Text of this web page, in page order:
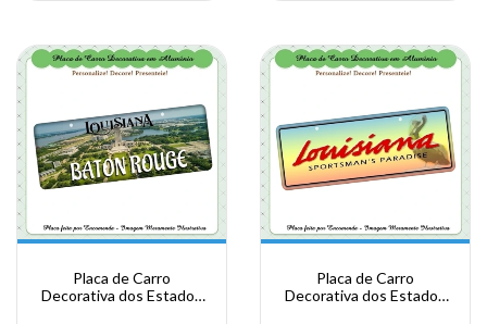
Placa de Carro
Decorativa dos Estados
Placa de Carro
Decorativa dos Estados